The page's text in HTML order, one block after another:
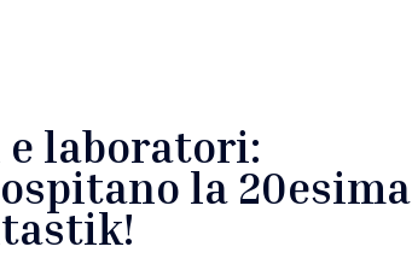
laboratori:
la 20esima